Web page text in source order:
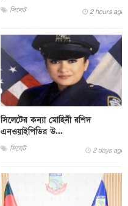
সিলেট 2 hours ago
সিলেটের কন্যা মোহিনী রশিদ
এনওয়াইপিডির উ...
সিলেট 2 days ago